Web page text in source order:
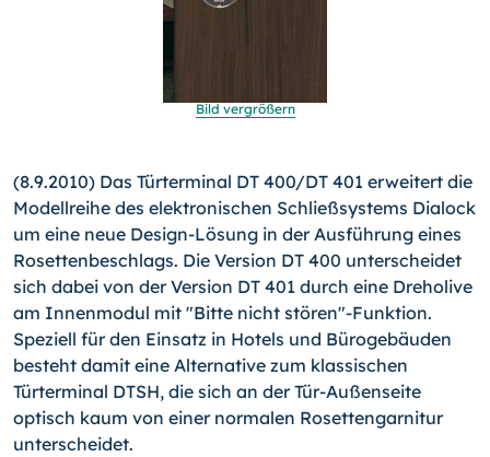
Bild vergrößern
(8.9.2010) Das Türterminal DT 400/DT 401 erweitert die
Modellreihe des elektronischen Schließsystems Dialock
um eine neue Design-Lösung in der Ausführung eines
Rosettenbeschlags. Die Version DT 400 unterscheidet
sich dabei von der Version DT 401 durch eine Dreholive
am Innenmodul mit "Bitte nicht stören"-Funktion.
Speziell für den Einsatz in Hotels und Bürogebäuden
besteht damit eine Alternative zum klassischen
Türterminal DTSH, die sich an der Tür-Außenseite
optisch kaum von einer normalen Rosettengarnitur
unterscheidet.